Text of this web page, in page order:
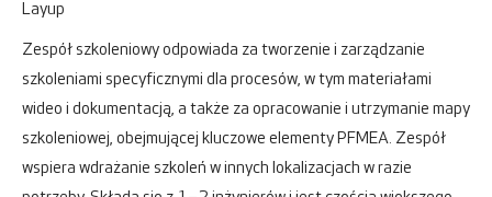
Layup
Zespół szkoleniowy odpowiada za tworzenie i zarządzanie
szkoleniami specyficznymi dla procesów, w tym materiałami
wideo i dokumentacją, a także za opracowanie i utrzymanie mapy
szkoleniowej, obejmującej kluczowe elementy PFMEA. Zespół
wspiera wdrażanie szkoleń w innych lokalizacjach w razie